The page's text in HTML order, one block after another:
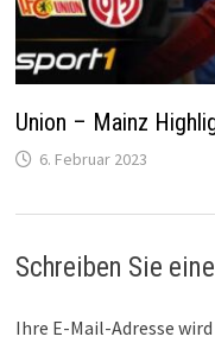
Union – Mainz
6. Februar 2023
Schreiben Sie
Ihre E-Mail-Adresse